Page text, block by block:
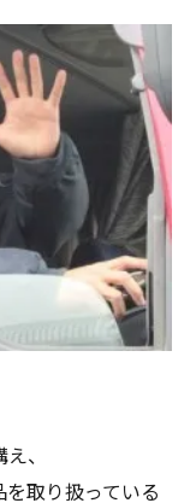
、
取り扱っている